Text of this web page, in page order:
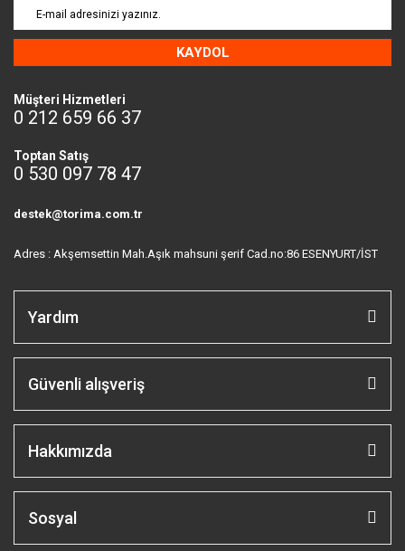
KAYDOL
Müşteri Hizmetleri
0 212 659 66 37
Toptan Satış
0 530 097 78 47
destek@torima.com.tr
Adres : Akşemsettin Mah.Aşık mahsuni şerif Cad.no:86 ESENYURT/İST
Yardım
Güvenli alışveriş
Hakkımızda
Sosyal